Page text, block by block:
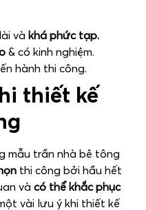
và khá phức tạp.
& có kinh nghiệm.
hành thi công.
thiết kế
mẫu trần nhà bê tông
thi công bởi hầu hết
và có thể khắc phục
vài lưu ý khi thiết kế